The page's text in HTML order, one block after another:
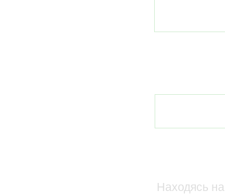
Находясь